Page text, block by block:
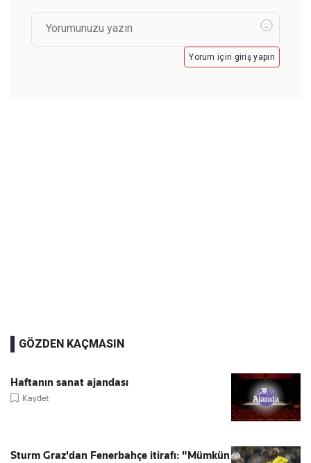
Yorum için giriş yapın
GÖZDEN KAÇMASIN
Haftanın sanat ajandası
Kaydet
Sturm Graz'dan Fenerbahçe itirafı: "Mümkün